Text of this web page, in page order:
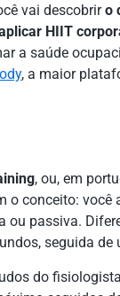
vai descobriro
HIIT
a saúde
, a maior
, ou, em
o conceito: você
ou passiva.
seguida de
do